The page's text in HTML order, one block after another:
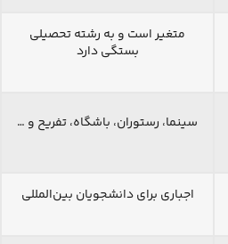
متغیر است و به رشته تحصیلی
بستگی دارد
سینما، رستوران، باشگاه، تفریح و …
اجباری برای دانشجویان بین‌المللی